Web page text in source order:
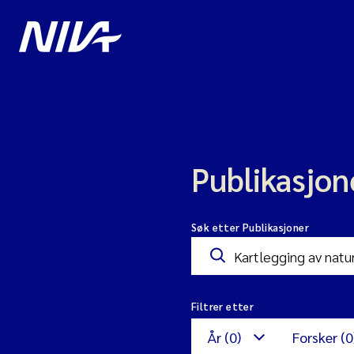
Søk etter Publikasjoner
Filtrer etter
År (0) Forsker